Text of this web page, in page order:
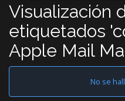
Visualización
etiquetados
Apple Mail
No se